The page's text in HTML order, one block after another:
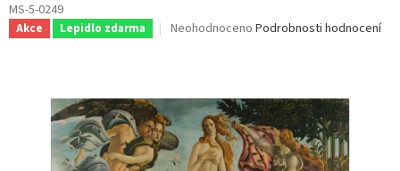
MS-5-0249
Akce Lepidlo zdarma
Průměrné
0,0
5
hvězdiček.
Neohodnoceno Podrobnosti hodnocení